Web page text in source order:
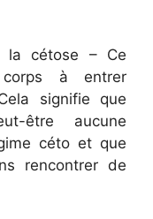
la cétose – Ce
à entrer
signifie que
être aucune
céto et que
rencontrer de